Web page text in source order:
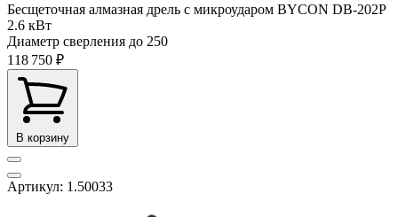
Бесщеточная алмазная дрель с микроударом BYCON DB-202P
2.6 кВт
Диаметр сверления до 250
118 750 ₽
В корзину
Артикул: 1.50033